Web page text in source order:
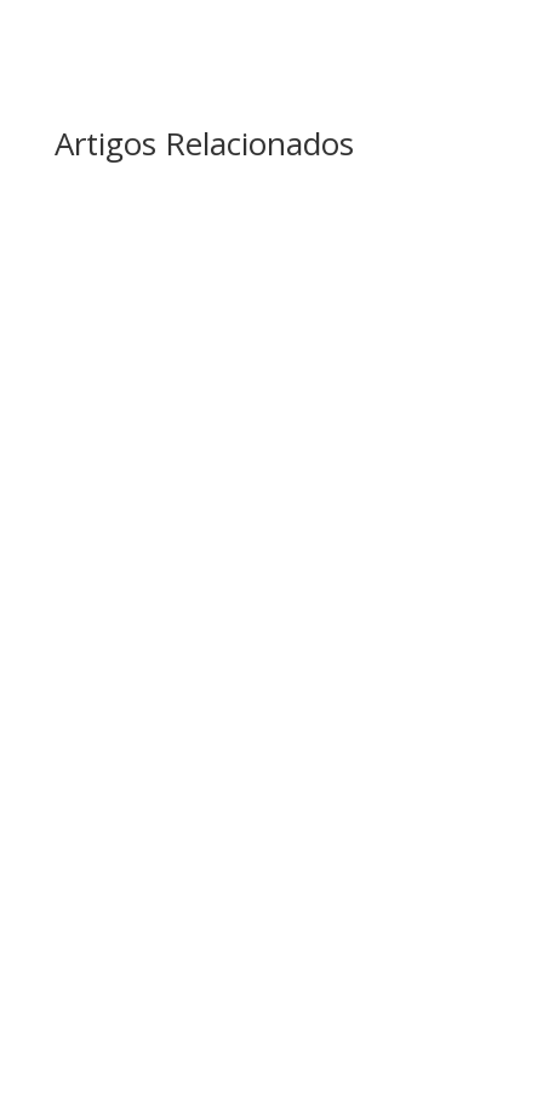
Artigos Relacionados